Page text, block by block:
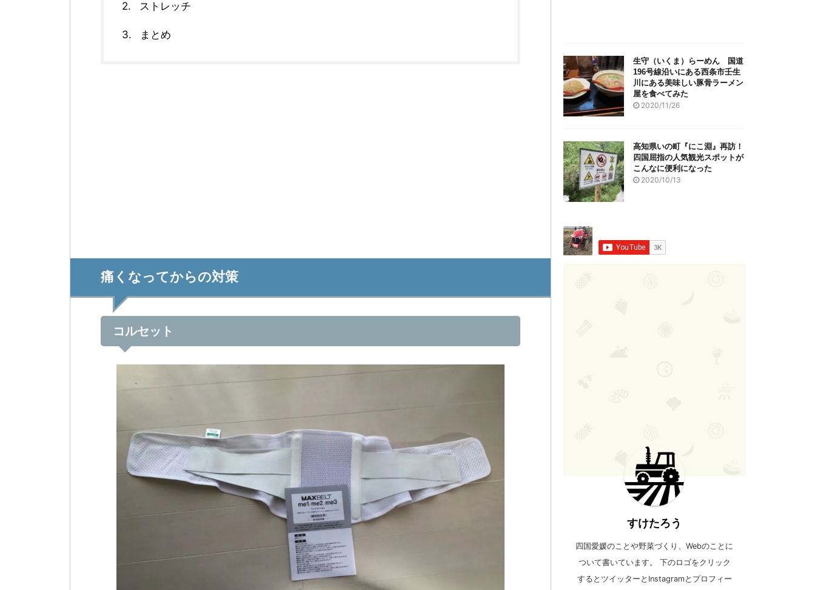
ストレッチ
まとめ
痛くなってからの対策
コルセット
生守（いくま）らーめん 国道
196号線沿いにある西条市壬生
川にある美味しい豚骨ラーメン
屋を食べてみた
2020/11/26
高知県いの町『にこ淵』再訪！
四国屈指の人気観光スポットが
こんなに便利になった
2020/10/13
すけたろう
四国愛媛のことや野菜づくり、Webのことに
ついて書いています。 下のロゴをクリック
するとツイッターとInstagramとプロフィー